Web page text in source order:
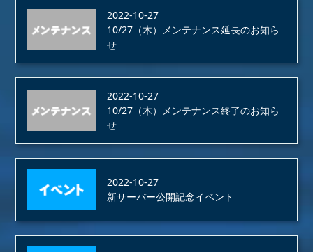
2022-10-27
10/27（木）メンテナンス延長のお知ら
せ
2022-10-27
10/27（木）メンテナンス終了のお知ら
せ
2022-10-27
新サーバー公開記念イベント